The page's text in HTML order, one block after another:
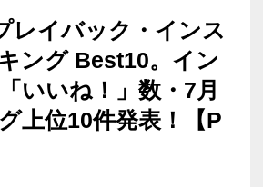
レイバック・インス
ング Best10。イン
いいね！」数・7月
上位10件発表！【P